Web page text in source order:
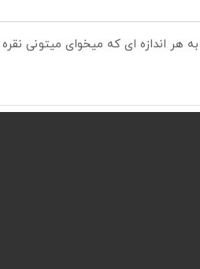
به هر اندازه ای که میخوای میتونی